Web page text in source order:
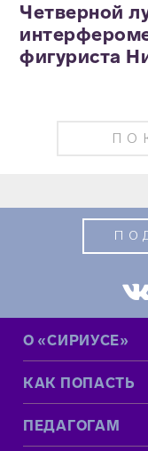
Четверной
фигуриста
О «СИРИУСЕ»
КАК ПОПАСТЬ
ПЕДАГОГАМ